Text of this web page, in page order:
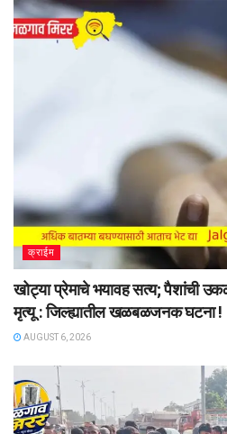
क्राईम
खोट्या प्रेमाचे भयावह सत्य; पैशांची
मृत्यू : जिल्ह्यातील खळबळजनक घटना !
AUGUST 6, 2026